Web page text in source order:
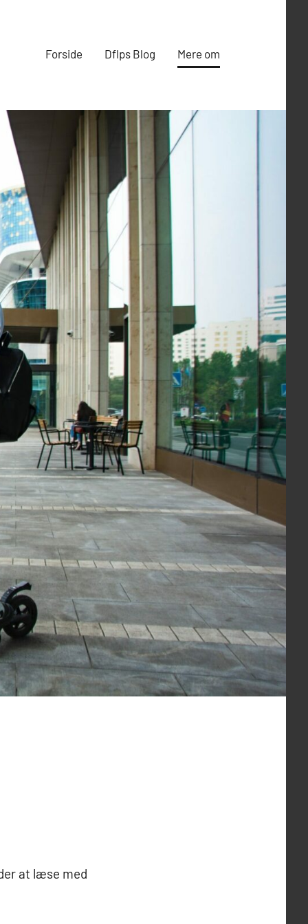
Forside Dflps Blog Mere om
at læse med